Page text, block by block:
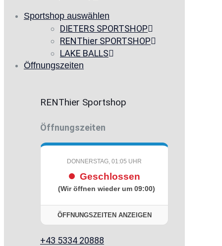
Sportshop auswählen
DIETERS SPORTSHOP
RENThier SPORTSHOP
LAKE BALLS
Öffnungszeiten
RENThier Sportshop
Öffnungszeiten
DONNERSTAG, 01:05 UHR
Geschlossen
(Wir öffnen wieder um 09:00)
ÖFFNUNGSZEITEN ANZEIGEN
+43 5334 20888